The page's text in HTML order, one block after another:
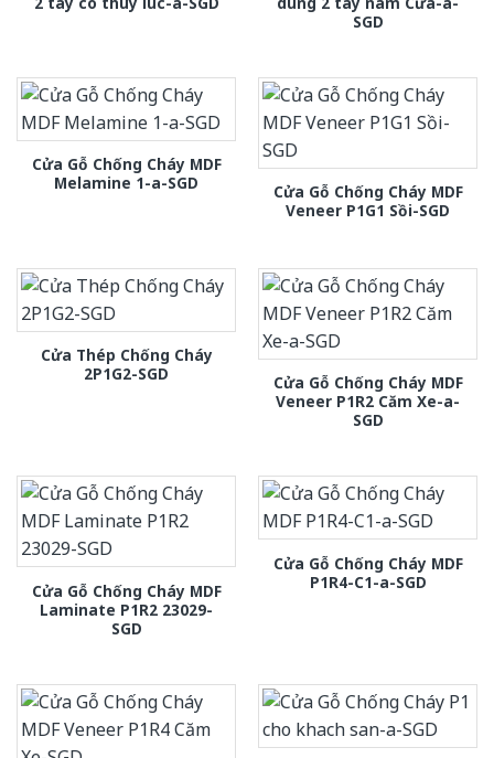
SGD
Cửa Gỗ Chống Cháy MDF
Melamine 1-a-SGD
Cửa Gỗ Chống Cháy MDF
Veneer P1G1 Sồi-SGD
Cửa Thép Chống Cháy
2P1G2-SGD
Cửa Gỗ Chống Cháy MDF
Veneer P1R2 Căm Xe-a-
SGD
Cửa Gỗ Chống Cháy MDF
Laminate P1R2 23029-
SGD
Cửa Gỗ Chống Cháy MDF
P1R4-C1-a-SGD